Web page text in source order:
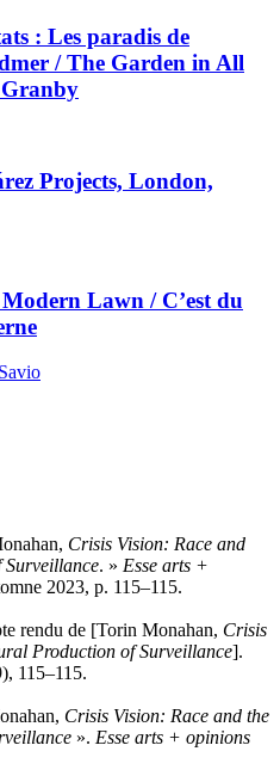
: Les paradis de
/ The Garden in All
Granby
Projects, London,
Lawn / C’est du
Crisis Vision: Race and
. » Esse arts +
2023, p. 115–115.
rendu de [Torin Monahan, Crisis
Production of Surveillance].
115–115.
Crisis Vision: Race and the
». Esse arts + opinions